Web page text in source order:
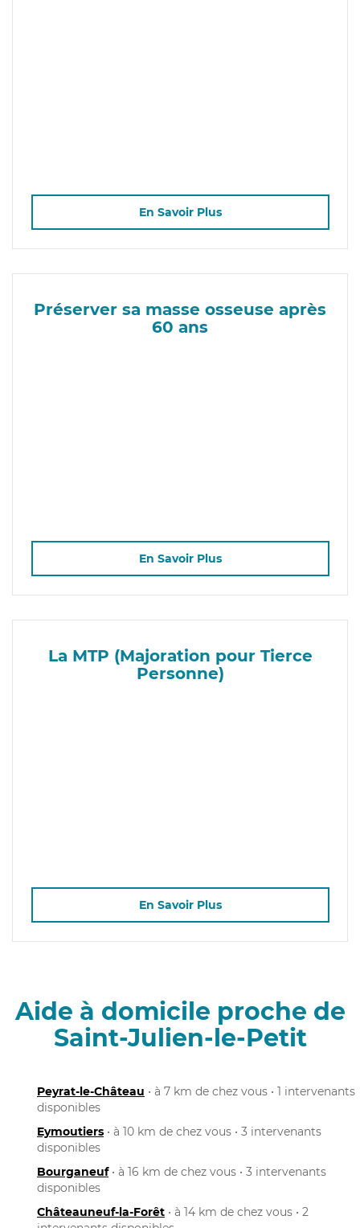
En Savoir Plus
Préserver sa masse osseuse après
60 ans
En Savoir Plus
La MTP (Majoration pour Tierce
Personne)
En Savoir Plus
Aide à domicile proche de
Saint-Julien-le-Petit
Peyrat-le-Château • à 7 km de chez vous • 1 intervenants
disponibles
Eymoutiers • à 10 km de chez vous • 3 intervenants
disponibles
Bourganeuf• à 16 km de chez vous • 3 intervenants
disponibles
Châteauneuf-la-Forêt • à 14 km de chez vous • 2